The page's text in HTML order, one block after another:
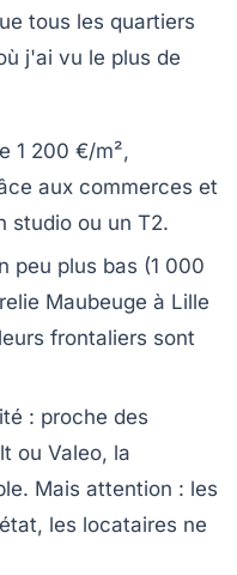
tous les quartiers
j'ai vu le plus de
1 200 €/m²,
aux commerces et
studio ou un T2.
peu plus bas (1 000
Maubeuge à Lille
frontaliers sont
: proche des
ou Valeo, la
Mais attention : les
les locataires ne